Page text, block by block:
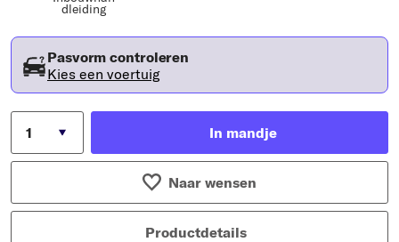
dleiding
Pasvorm controleren
Kies een voertuig
In mandje
Naar wensen
Productdetails